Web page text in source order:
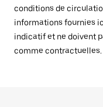
conditions de
informations fournies
indicatif et ne doivent
comme contractuelles.